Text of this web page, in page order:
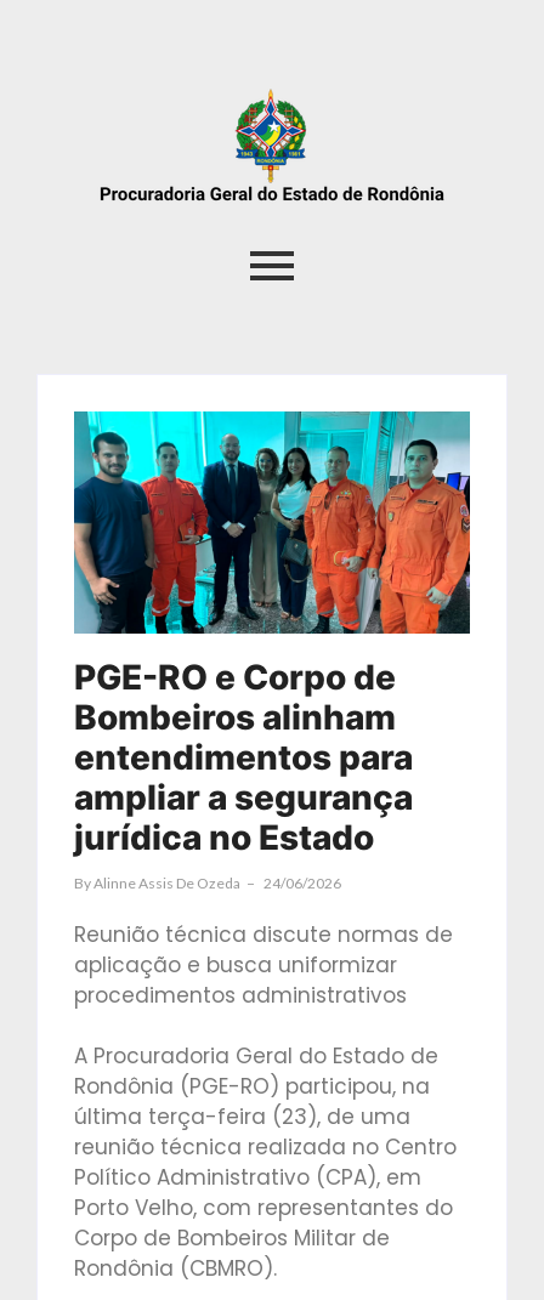
PGE-RO e Corpo de
Bombeiros alinham
entendimentos para
ampliar a segurança
jurídica no Estado
ByAlinne Assis De Ozeda 24/06/2026
Reunião técnica discute normas de
aplicação e busca uniformizar
procedimentos administrativos
A Procuradoria Geral do Estado de
Rondônia (PGE-RO) participou, na
última terça-feira (23), de uma
reunião técnica realizada no Centro
Político Administrativo (CPA), em
Porto Velho, com representantes do
Corpo de Bombeiros Militar de
Rondônia (CBMRO).